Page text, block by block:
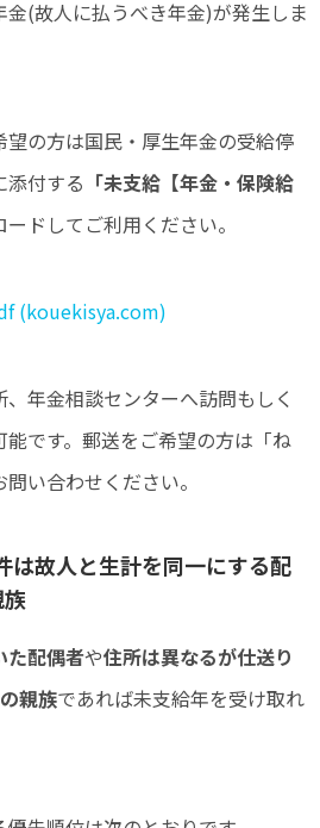
(故人に払うべき年金)が発生しま
の方は国民・厚生年金の受給停
添付する 「未支給【年金・保険給
ドしてご利用ください。
(kouekisya.com)
年金相談センターへ訪問もしく
です。郵送をご希望の方は「ね
い合わせください。
は故人と生計を同一にする配
た配偶者や住所は異なるが仕送り
親族であれば未支給年を受け取れ